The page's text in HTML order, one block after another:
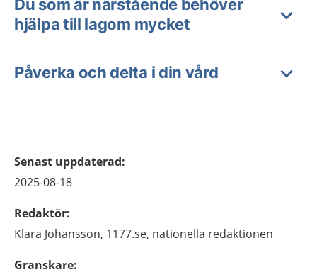
Du som är närstående behöver
hjälpa till lagom mycket
Påverka och delta i din vård
Senast uppdaterad:
2025-08-18
Redaktör:
Klara Johansson, 1177.se, nationella redaktionen
Granskare: